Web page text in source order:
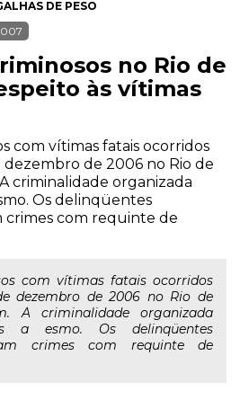
DE PESO
no Rio de
às vítimas
com vítimas fatais ocorridos
de 2006 no Rio de
criminalidade organizada
Os delinqüentes
crimes com requinte de
com vítimas fatais ocorridos
dezembro de 2006 no Rio de
A criminalidade organizada
a esmo. Os delinqüentes
crimes com requinte de